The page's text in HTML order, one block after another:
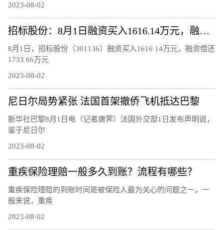
2023-08-02
招标股份：8月1日融资买入1616.14万元，融资融券余额8902.62万元
8月1日，招标股份（301136）融资买入1616 14万元，融资偿还
1733 66万元
2023-08-02
尼日尔局势紧张 法国首架撤侨飞机抵达巴黎
新华社巴黎8月1日电（记者唐霁）法国外交部1日发布声明说，
鉴于尼日尔
2023-08-02
重疾保险理赔一般多久到账？流程有哪些？
重疾保险理赔的到账时间是被保险人最为关心的问题之一。一
般来说，重疾
2023-08-02